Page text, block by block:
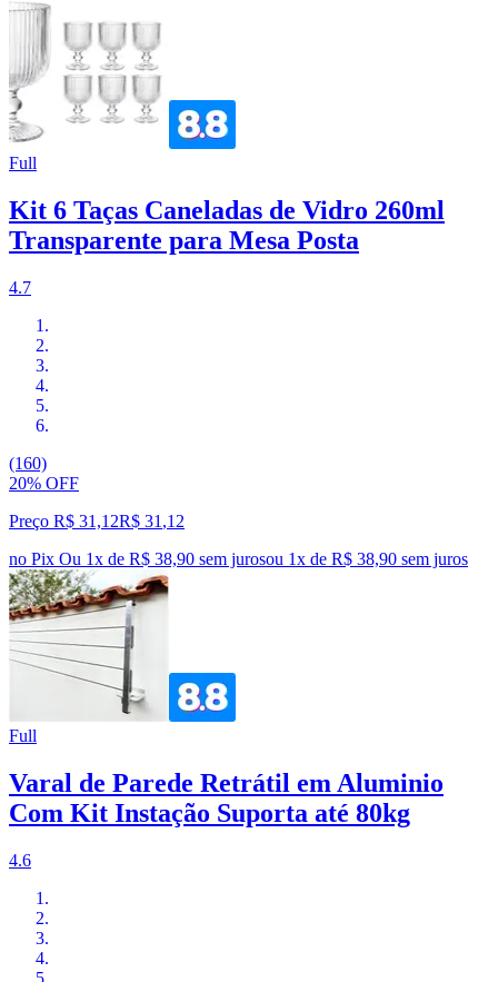
Full
Kit 6 Taças Caneladas de Vidro 260ml
Transparente para Mesa Posta
4.7
(160)
20% OFF
Preço R$ 31,12R$ 31 ,12
no Pix Ou 1x de R$ 38,90 sem jurosou 1x de R$ 38,90 sem juros
Full
Varal de Parede Retrátil em Aluminio
Com Kit Instação Suporta até 80kg
4.6